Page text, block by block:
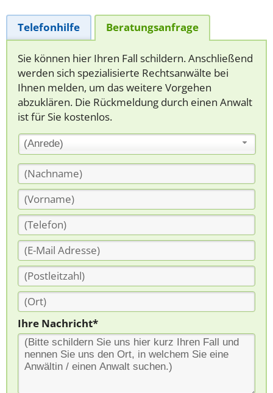
Telefonhilfe Beratungsanfrage
Sie können hier Ihren Fall schildern. Anschließend
werden sich spezialisierte Rechtsanwälte bei
Ihnen melden, um das weitere Vorgehen
abzuklären. Die Rückmeldung durch einen Anwalt
ist für Sie kostenlos.
(Anrede)
Ihre Nachricht*